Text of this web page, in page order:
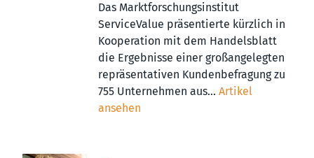
Das Marktforschungsinstitut
ServiceValue präsentierte kürzlich in
Kooperation mit dem Handelsblatt
die Ergebnisse einer großangelegten
repräsentativen Kundenbefragung zu
755 Unternehmen aus... Artikel
ansehen